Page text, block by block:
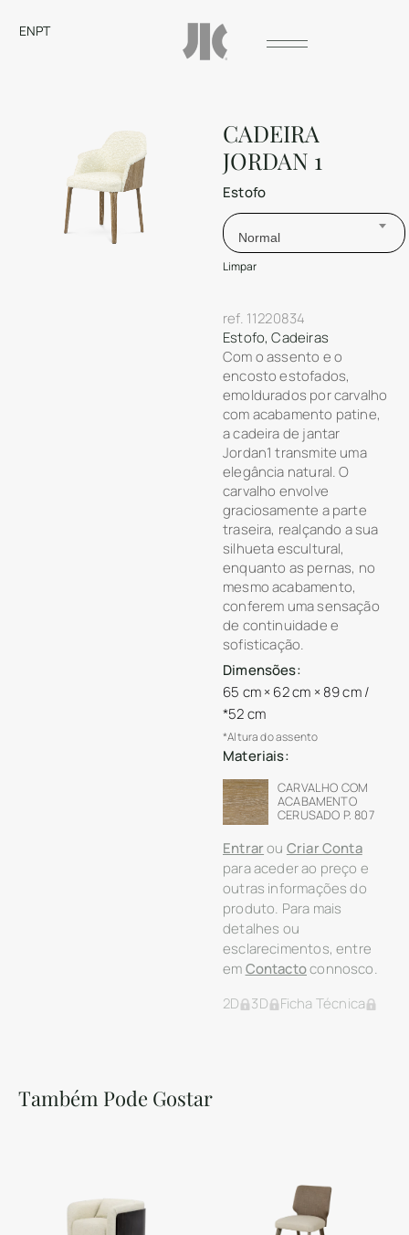
ENPT
CADEIRA
JORDAN 1
Estofo
Normal
Limpar
ref. 11220834
Estofo,Cadeiras
Com o assento e o
encosto estofados,
emoldurados por carvalho
com acabamento patine,
a cadeira de jantar
Jordan1 transmite uma
elegância natural. O
carvalho envolve
graciosamente a parte
traseira, realçando a sua
silhueta escultural,
enquanto as pernas, no
mesmo acabamento,
conferem uma sensação
de continuidade e
sofisticação.
Dimensões:
65 cm × 62 cm × 89 cm /
*52 cm
*Altura do assento
Materiais:
CARVALHO COM
ACABAMENTO
CERUSADO P. 807
Entrarou Criar Conta
para aceder ao preço e
outras informações do
produto. Para mais
detalhes ou
esclarecimentos, entre
emContactoconnosco.
2D
3D Ficha Técnica
Também Pode Gostar